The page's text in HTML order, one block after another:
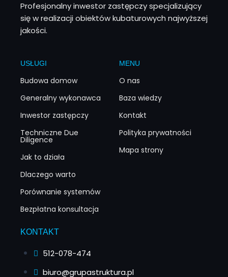
Profesjonalny inwestor zastępczy specjalizujący
się w realizacji obiektów kubaturowych najwyższej
jakości.
USŁUGI
Budowa domow
Generalny wykonawca
Inwestor zastępczy
Techniczne Due
Diligence
Jak to działa
Dlaczego warto
Porównanie systemów
Bezpłatna konsultacja
MENU
O nas
Baza wiedzy
Kontakt
Polityka prywatności
Mapa strony
KONTAKT
512-078-474
biuro@grupastruktura.pl